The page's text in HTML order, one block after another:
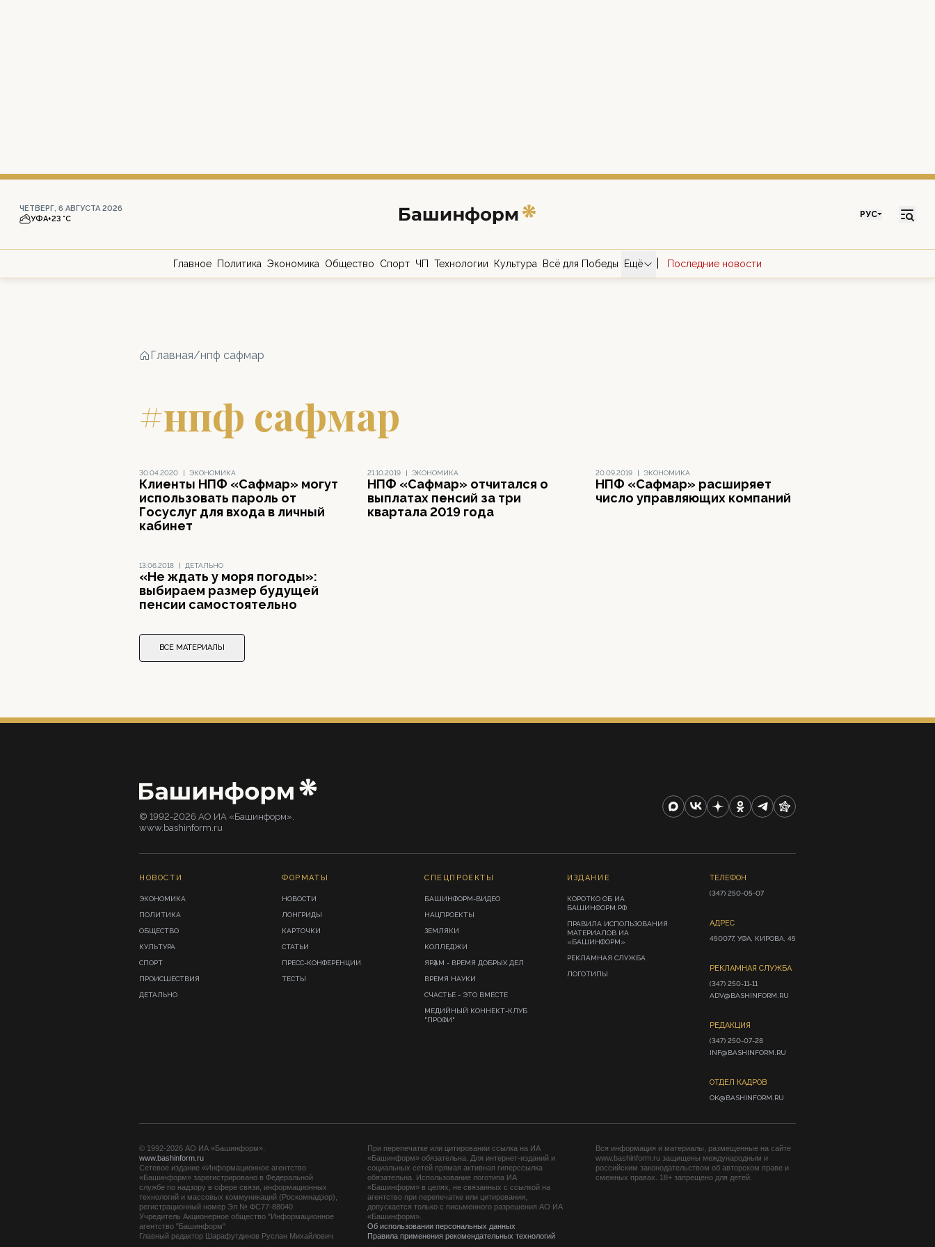
ЧЕТВЕРГ, 6 АВГУСТА 2026
УФА+23 °С РУС
Главное Политика Экономика Общество Спорт ЧП Технологии Культура Всё для Победы Ещё Последние новости
Главная/нпф сафмар
#нпф сафмар
30.04.2020 | ЭКОНОМИКА
Клиенты НПФ «Сафмар» могут
использовать пароль от
Госуслуг для входа в личный
кабинет
21.10.2019 | ЭКОНОМИКА
НПФ «Сафмар» отчитался о
выплатах пенсий за три
квартала 2019 года
20.09.2019 | ЭКОНОМИКА
НПФ «Сафмар» расширяет
число управляющих компаний
13.06.2018 | ДЕТАЛЬНО
«Не ждать у моря погоды»:
выбираем размер будущей
пенсии самостоятельно
ВСЕ МАТЕРИАЛЫ
© 1992-2026 АО ИА «Башинформ».
www.bashinform.ru
НОВОСТИ
ЭКОНОМИКА
ПОЛИТИКА
ОБЩЕСТВО
КУЛЬТУРА
СПОРТ
ПРОИСШЕСТВИЯ
ДЕТАЛЬНО
ФОРМАТЫ
НОВОСТИ
ЛОНГРИДЫ
КАРТОЧКИ
СТАТЬИ
ПРЕСС-КОНФЕРЕНЦИИ
ТЕСТЫ
СПЕЦПРОЕКТЫ
БАШИНФОРМ-ВИДЕО
НАЦПРОЕКТЫ
ЗЕМЛЯКИ
КОЛЛЕДЖИ
ЯРҘАМ - ВРЕМЯ ДОБРЫХ ДЕЛ
ВРЕМЯ НАУКИ
СЧАСТЬЕ - ЭТО ВМЕСТЕ
МЕДИЙНЫЙ КОННЕКТ-КЛУБ
"ПРОФИ"
ИЗДАНИЕ
КОРОТКО ОБ ИА
БАШИНФОРМ.РФ
ПРАВИЛА ИСПОЛЬЗОВАНИЯ
МАТЕРИАЛОВ ИА
«БАШИНФОРМ»
РЕКЛАМНАЯ СЛУЖБА
ЛОГОТИПЫ
ТЕЛЕФОН
(347) 250-05-07
АДРЕС
450077, УФА, КИРОВА, 45
РЕКЛАМНАЯ СЛУЖБА
(347) 250-11-11
ADV@BASHINFORM.RU
РЕДАКЦИЯ
(347) 250-07-28
INF@BASHINFORM.RU
ОТДЕЛ КАДРОВ
OK@BASHINFORM.RU
© 1992-2026 АО ИА «Башинформ».
www.bashinform.ru
Сетевое издание «Информационное агентство
«Башинформ» зарегистрировано в Федеральной
службе по надзору в сфере связи, информационных
технологий и массовых коммуникаций (Роскомнадзор),
регистрационный номер Эл № ФС77-88040
Учредитель Акционерное общество "Информационное
агентство "Башинформ"
Главный редактор Шарафутдинов Руслан Михайлович
При перепечатке или цитировании ссылка на ИА
«Башинформ» обязательна. Для интернет-изданий и
социальных сетей прямая активная гиперссылка
обязательна. Использование логотипа ИА
«Башинформ» в целях, не связанных с ссылкой на
агентство при перепечатке или цитировании,
допускается только с письменного разрешения АО ИА
«Башинформ».
Об использовании персональных данных
Правила применения рекомендательных технологий
Вся информация и материалы, размещенные на сайте
www.bashinform.ru защищены международным и
российским законодательством об авторском праве и
смежных правах. 18+ запрещено для детей.